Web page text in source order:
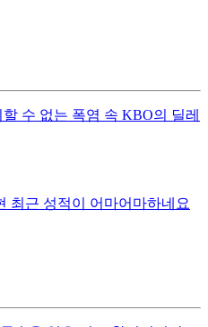
수 없는 폭염 속 KBO의 딜레
최근 성적이 어마어마하네요